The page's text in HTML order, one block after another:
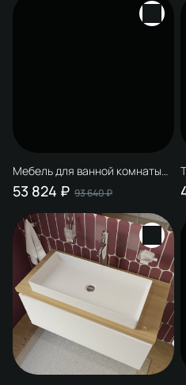
Мебель для ванной комнаты
STWORKI Рандерс 100, белая,
подвесная, с подсветкой
53 824 ₽ 93 640 ₽